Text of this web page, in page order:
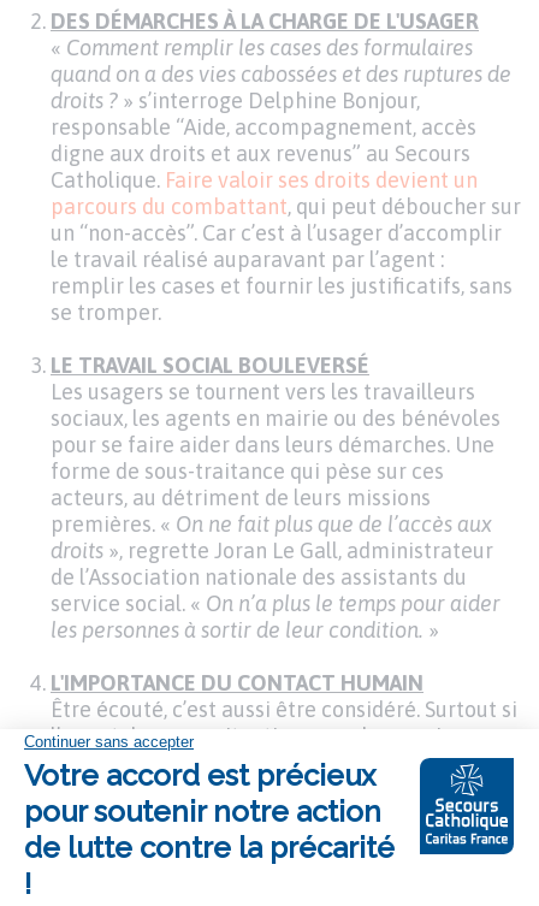
DES DÉMARCHES À LA CHARGE DE L'USAGER
« Comment remplir les cases des formulaires
quand on a des vies cabossées et des ruptures de
droits ? » s’interroge Delphine Bonjour,
responsable “Aide, accompagnement, accès
digne aux droits et aux revenus” au Secours
Catholique. Faire valoir ses droits devient un
parcours du combattant, qui peut déboucher sur
un “non-accès”. Car c’est à l’usager d’accomplir
le travail réalisé auparavant par l’agent :
remplir les cases et fournir les justificatifs, sans
se tromper.
LE TRAVAIL SOCIAL BOULEVERSÉ
Les usagers se tournent vers les travailleurs
sociaux, les agents en mairie ou des bénévoles
pour se faire aider dans leurs démarches. Une
forme de sous-traitance qui pèse sur ces
acteurs, au détriment de leurs missions
premières. « On ne fait plus que de l’accès aux
droits », regrette Joran Le Gall, administrateur
de l’Association nationale des assistants du
service social. « On n’a plus le temps pour aider
les personnes à sortir de leur condition. »
L'IMPORTANCE DU CONTACT HUMAIN
Être écouté, c’est aussi être considéré. Surtout si
l’on est dans une situation complexe, qui ne
“rentre” pas dans les cases d’un formulaire. Pour
répondre à ce besoin de proximité, l’État
déploie des Espaces France Services. Mais dans
ces “guichets uniques”, les conseillers, souvent
en contrats précaires, ne sont pas toujours bien